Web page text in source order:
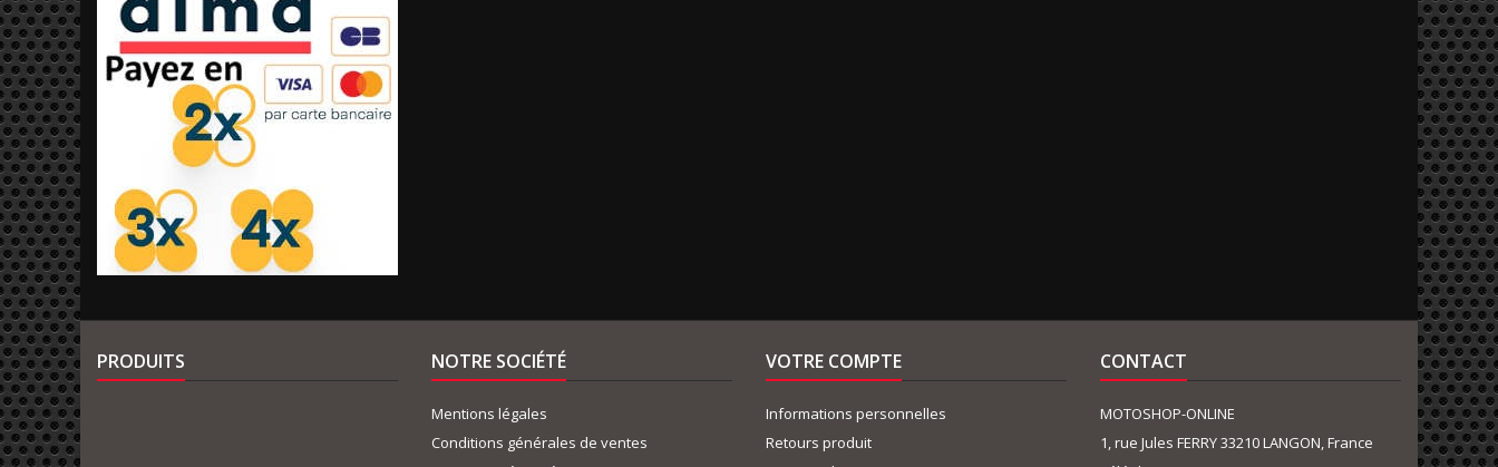
PRODUITS NOTRE SOCIÉTÉ
Mentions légales
Conditions générales de ventes
VOTRE COMPTE
Informations personnelles
Retours produit
CONTACT
MOTOSHOP-ONLINE
1, rue Jules FERRY 33210 LANGON, France